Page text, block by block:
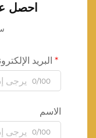
احصل
البريد
0/100
الاسم
0/100